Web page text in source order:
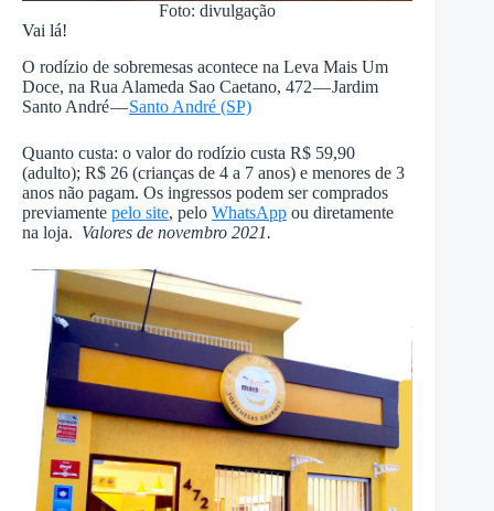
Foto: divulgação
Vai lá!
O rodízio de sobremesas acontece na Leva Mais Um
Doce, na Rua Alameda Sao Caetano, 472 — Jardim
Santo André —Santo André (SP)
Quanto custa: o valor do rodízio custa R$ 59,90
(adulto); R$ 26 (crianças de 4 a 7 anos) e menores de 3
anos não pagam. Os ingressos podem ser comprados
previamente pelo site, pelo WhatsApp ou diretamente
na loja. Valores de novembro 2021.